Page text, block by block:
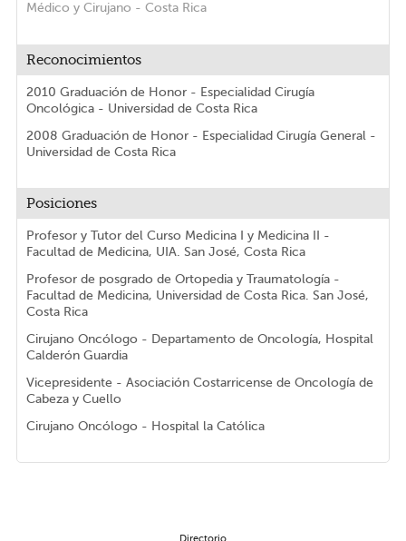
Médico y Cirujano - Costa Rica
Reconocimientos
2010 Graduación de Honor - Especialidad Cirugía
Oncológica - Universidad de Costa Rica
2008 Graduación de Honor - Especialidad Cirugía General -
Universidad de Costa Rica
Posiciones
Profesor y Tutor del Curso Medicina I y Medicina II -
Facultad de Medicina, UIA. San José, Costa Rica
Profesor de posgrado de Ortopedia y Traumatología -
Facultad de Medicina, Universidad de Costa Rica. San José,
Costa Rica
Cirujano Oncólogo - Departamento de Oncología, Hospital
Calderón Guardia
Vicepresidente - Asociación Costarricense de Oncología de
Cabeza y Cuello
Cirujano Oncólogo - Hospital la Católica
Directorio